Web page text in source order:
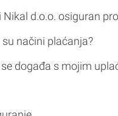
Nikal d.o.o. osiguran
su načini plaćanja?
događa s mojim